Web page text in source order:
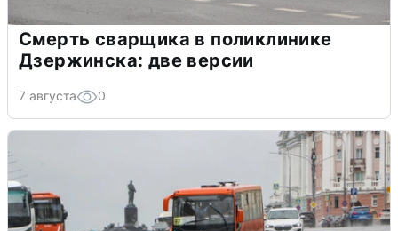
Смерть сварщика в поликлинике
Дзержинска: две версии
7 августа 0